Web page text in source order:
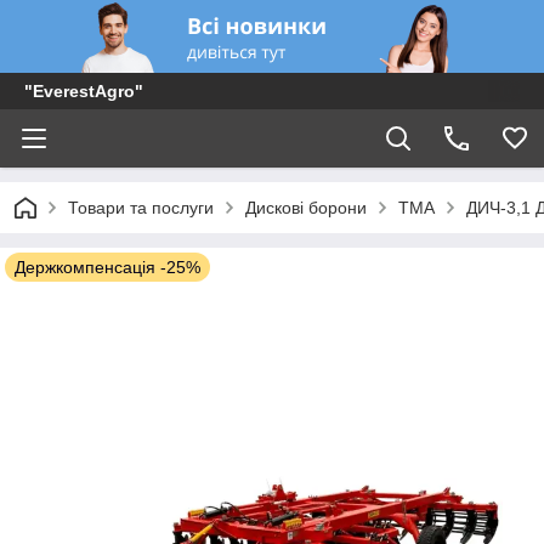
"EverestAgro"
Товари та послуги Дискові борони ТМА ДИЧ-3,1
Держкомпенсація -25%